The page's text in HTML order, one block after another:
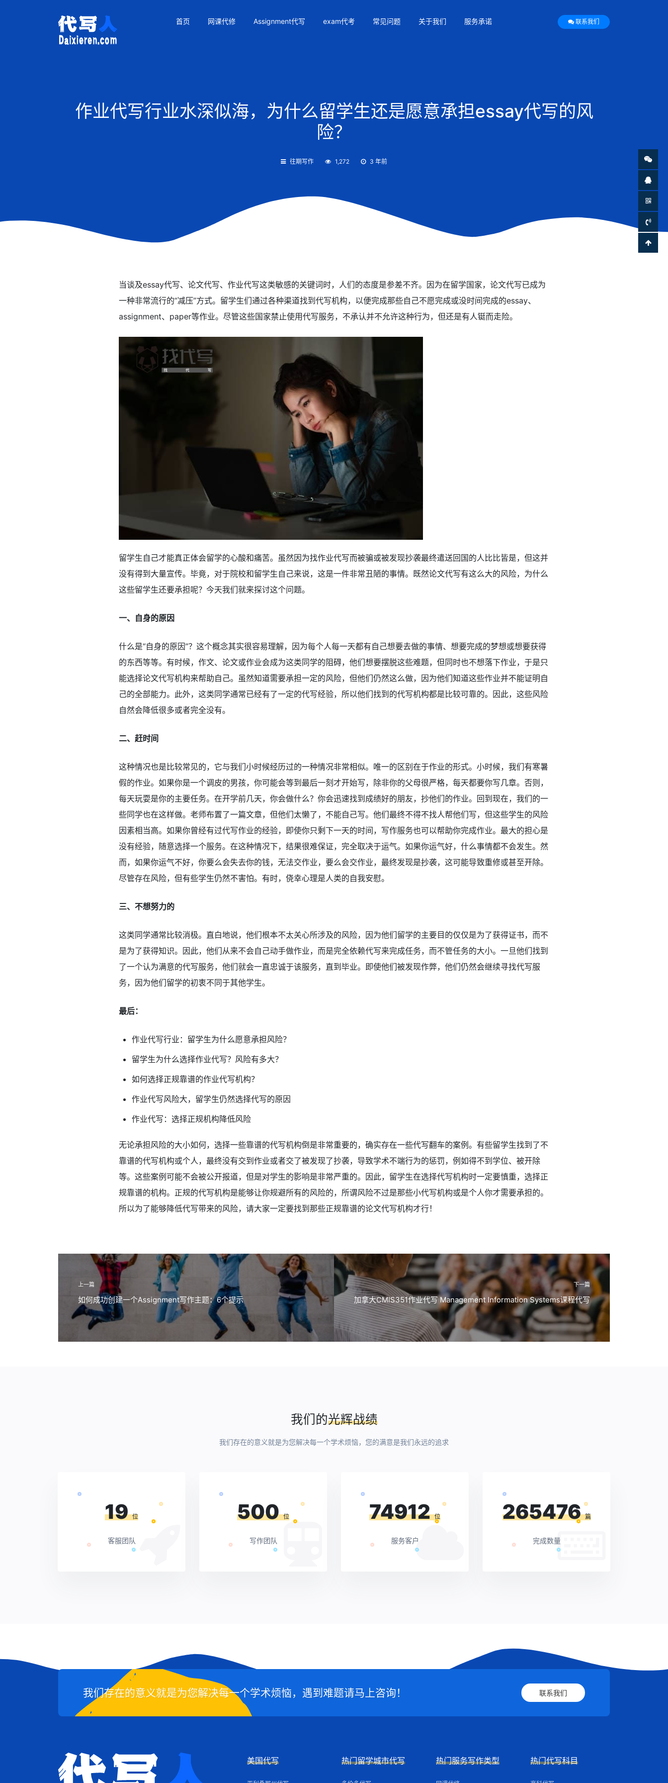
首页 网课代修 Assignment代写 exam代考 常见问题 关于我们 服务承诺 联系我们
作业代写行业水深似海，为什么留学生还是愿意承担essay代写的风
险？
往期写作 1,272 3 年前
当谈及essay代写、论文代写、作业代写这类敏感的关键词时，人们的态度是参差不齐。因为在留学国家，论文代写已成为
一种非常流行的“减压”方式。留学生们通过各种渠道找到代写机构，以便完成那些自己不愿完成或没时间完成的essay、
assignment、paper等作业。尽管这些国家禁止使用代写服务，不承认并不允许这种行为，但还是有人铤而走险。
留学生自己才能真正体会留学的心酸和痛苦。虽然因为找作业代写而被骗或被发现抄袭最终遣送回国的人比比皆是，但这并
没有得到大量宣传。毕竟，对于院校和留学生自己来说，这是一件非常丑陋的事情。既然论文代写有这么大的风险，为什么
这些留学生还要承担呢？今天我们就来探讨这个问题。
一、自身的原因
什么是“自身的原因”？这个概念其实很容易理解，因为每个人每一天都有自己想要去做的事情、想要完成的梦想或想要获得
的东西等等。有时候，作文、论文或作业会成为这类同学的阻碍，他们想要摆脱这些难题，但同时也不想落下作业，于是只
能选择论文代写机构来帮助自己。虽然知道需要承担一定的风险，但他们仍然这么做，因为他们知道这些作业并不能证明自
己的全部能力。此外，这类同学通常已经有了一定的代写经验，所以他们找到的代写机构都是比较可靠的。因此，这些风险
自然会降低很多或者完全没有。
二、赶时间
这种情况也是比较常见的，它与我们小时候经历过的一种情况非常相似。唯一的区别在于作业的形式。小时候，我们有寒暑
假的作业。如果你是一个调皮的男孩，你可能会等到最后一刻才开始写，除非你的父母很严格，每天都要你写几章。否则，
每天玩耍是你的主要任务。在开学前几天，你会做什么？你会迅速找到成绩好的朋友，抄他们的作业。回到现在，我们的一
些同学也在这样做。老师布置了一篇文章，但他们太懒了，不能自己写。他们最终不得不找人帮他们写，但这些学生的风险
因素相当高。如果你曾经有过代写作业的经验，即使你只剩下一天的时间，写作服务也可以帮助你完成作业。最大的担心是
没有经验，随意选择一个服务。在这种情况下，结果很难保证，完全取决于运气。如果你运气好，什么事情都不会发生。然
而，如果你运气不好，你要么会失去你的钱，无法交作业，要么会交作业，最终发现是抄袭，这可能导致重修或甚至开除。
尽管存在风险，但有些学生仍然不害怕。有时，侥幸心理是人类的自我安慰。
三、不想努力的
这类同学通常比较消极。直白地说，他们根本不太关心所涉及的风险，因为他们留学的主要目的仅仅是为了获得证书，而不
是为了获得知识。因此，他们从来不会自己动手做作业，而是完全依赖代写来完成任务，而不管任务的大小。一旦他们找到
了一个认为满意的代写服务，他们就会一直忠诚于该服务，直到毕业。即使他们被发现作弊，他们仍然会继续寻找代写服
务，因为他们留学的初衷不同于其他学生。
最后：
作业代写行业：留学生为什么愿意承担风险？
留学生为什么选择作业代写？风险有多大？
如何选择正规靠谱的作业代写机构？
作业代写风险大，留学生仍然选择代写的原因
作业代写：选择正规机构降低风险
无论承担风险的大小如何，选择一些靠谱的代写机构倒是非常重要的，确实存在一些代写翻车的案例。有些留学生找到了不
靠谱的代写机构或个人，最终没有交到作业或者交了被发现了抄袭，导致学术不端行为的惩罚，例如得不到学位、被开除
等。这些案例可能不会被公开报道，但是对学生的影响是非常严重的。因此，留学生在选择代写机构时一定要慎重，选择正
规靠谱的机构。正规的代写机构是能够让你规避所有的风险的，所谓风险不过是那些小代写机构或是个人你才需要承担的。
所以为了能够降低代写带来的风险，请大家一定要找到那些正规靠谱的论文代写机构才行！
上一篇
如何成功创建一个Assignment写作主题：6个提示
下一篇
加拿大CMIS351作业代写 Management Information Systems课程代写
我们的光辉战绩
我们存在的意义就是为您解决每一个学术烦恼，您的满意是我们永远的追求
19 位
客服团队
500 位
写作团队
74912 位
服务客户
265476 篇
完成数量
我们存在的意义就是为您解决每一个学术烦恼，遇到难题请马上咨询！ 联系我们
美国代写 热门留学城市代写 热门服务写作类型 热门代写科目